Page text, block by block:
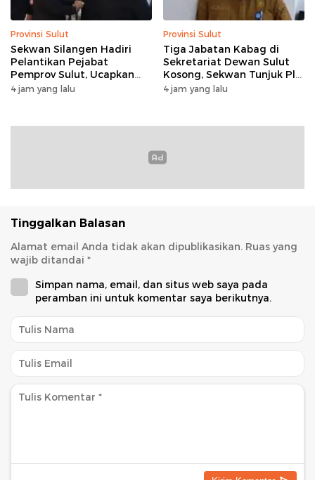
Provinsi Sulut
Sekwan Silangen Hadiri
Pelantikan Pejabat
Pemprov Sulut, Ucapkan
Selamat kepada Jahja
4 jam yang lalu
Provinsi Sulut
Tiga Jabatan Kabag di
Sekretariat Dewan Sulut
Kosong, Sekwan Tunjuk Plh
setelah Konsultasi ke BKD
4 jam yang lalu
Tinggalkan Balasan
Alamat email Anda tidak akan dipublikasikan. Ruas yang
wajib ditandai *
Simpan nama, email, dan situs web saya pada
peramban ini untuk komentar saya berikutnya.